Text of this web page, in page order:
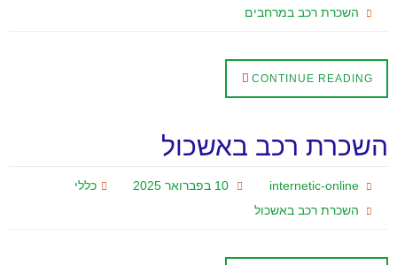
השכרת רכב במרחבים
CONTINUE READING
השכרת רכב באשכול
internetic-online 10 בפברואר 2025
כללי
השכרת רכב באשכול